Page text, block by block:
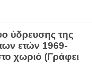
ύδρευσης της
ετών 1969-
χωριό (Γράφει